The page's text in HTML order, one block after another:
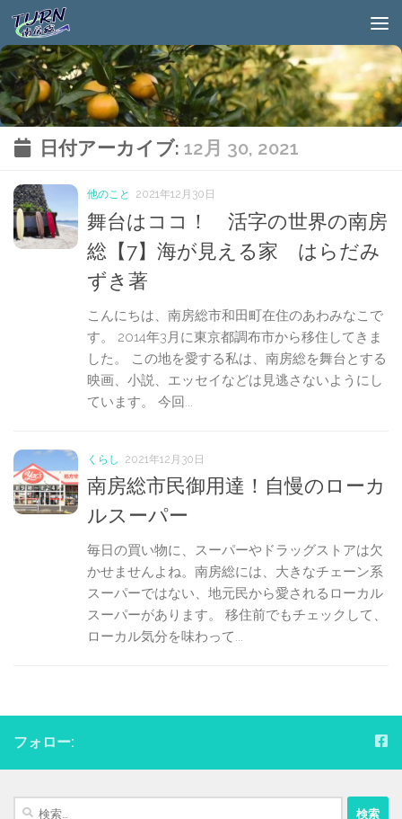
日付アーカイブ: 12月 30, 2021
他のこと 2021年12月30日
舞台はココ！ 活字の世界の南房
総【7】海が見える家 はらだみ
ずき著
こんにちは、南房総市和田町在住のあわみなこで
す。 2014年3月に東京都調布市から移住してきま
した。 この地を愛する私は、南房総を舞台とする
映画、小説、エッセイなどは見逃さないようにし
ています。 今回...
くらし 2021年12月30日
南房総市民御用達！自慢のローカ
ルスーパー
毎日の買い物に、スーパーやドラッグストアは欠
かせませんよね。南房総には、大きなチェーン系
スーパーではない、地元民から愛されるローカル
スーパーがあります。 移住前でもチェックして、
ローカル気分を味わって...
フォロー:
検